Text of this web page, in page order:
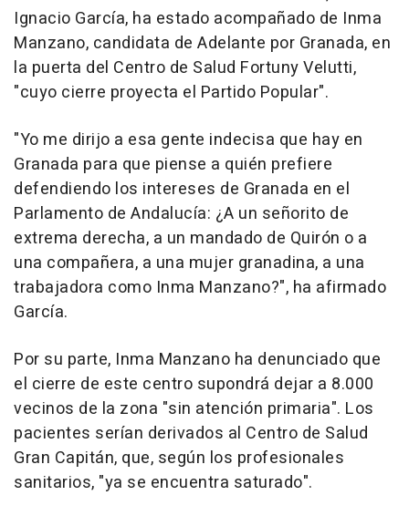
Ignacio García, ha estado acompañado de Inma
Manzano, candidata de Adelante por Granada, en
la puerta del Centro de Salud Fortuny Velutti,
"cuyo cierre proyecta el Partido Popular".
"Yo me dirijo a esa gente indecisa que hay en
Granada para que piense a quién prefiere
defendiendo los intereses de Granada en el
Parlamento de Andalucía: ¿A un señorito de
extrema derecha, a un mandado de Quirón o a
una compañera, a una mujer granadina, a una
trabajadora como Inma Manzano?", ha afirmado
García.
Por su parte, Inma Manzano ha denunciado que
el cierre de este centro supondrá dejar a 8.000
vecinos de la zona "sin atención primaria". Los
pacientes serían derivados al Centro de Salud
Gran Capitán, que, según los profesionales
sanitarios, "ya se encuentra saturado".